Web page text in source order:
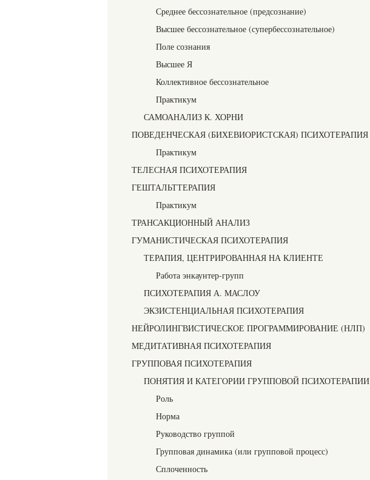
Среднее бессознательное (предсознание)
Высшее бессознательное (супербессознательное)
Поле сознания
Высшее Я
Коллективное бессознательное
Практикум
САМОАНАЛИЗ К. ХОРНИ
ПОВЕДЕНЧЕСКАЯ (БИХЕВИОРИСТСКАЯ) ПСИХОТЕРАПИЯ
Практикум
ТЕЛЕСНАЯ ПСИХОТЕРАПИЯ
ГЕШТАЛЬТТЕРАПИЯ
Практикум
ТРАНСАКЦИОННЫЙ АНАЛИЗ
ГУМАНИСТИЧЕСКАЯ ПСИХОТЕРАПИЯ
ТЕРАПИЯ, ЦЕНТРИРОВАННАЯ НА КЛИЕНТЕ
Работа энкаунтер-групп
ПСИХОТЕРАПИЯ А. МАСЛОУ
ЭКЗИСТЕНЦИАЛЬНАЯ ПСИХОТЕРАПИЯ
НЕЙРОЛИНГВИСТИЧЕСКОЕ ПРОГРАММИРОВАНИЕ (НЛП)
МЕДИТАТИВНАЯ ПСИХОТЕРАПИЯ
ГРУППОВАЯ ПСИХОТЕРАПИЯ
ПОНЯТИЯ И КАТЕГОРИИ ГРУППОВОЙ ПСИХОТЕРАПИИ
Роль
Норма
Руководство группой
Групповая динамика (или групповой процесс)
Сплоченность